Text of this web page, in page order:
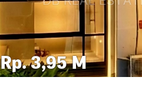
Rp. 3,95 M